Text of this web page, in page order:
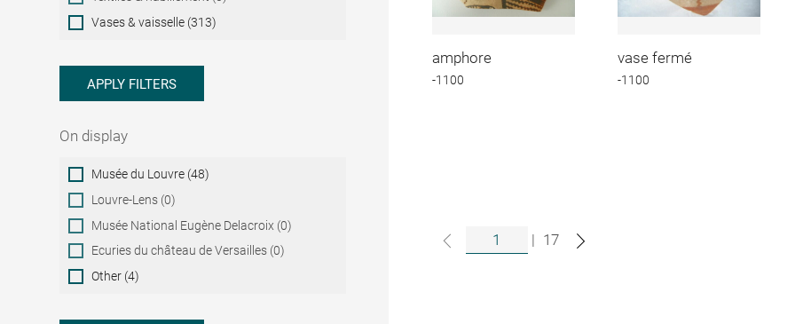
Vases & vaisselle (313)
APPLY FILTERS
On display
On
display
Musée du Louvre (48)
Louvre-Lens (0)
Musée National Eugène Delacroix (0)
Ecuries du château de Versailles (0)
Other (4)
amphore
-1100
vase fermé
-1100
| 17